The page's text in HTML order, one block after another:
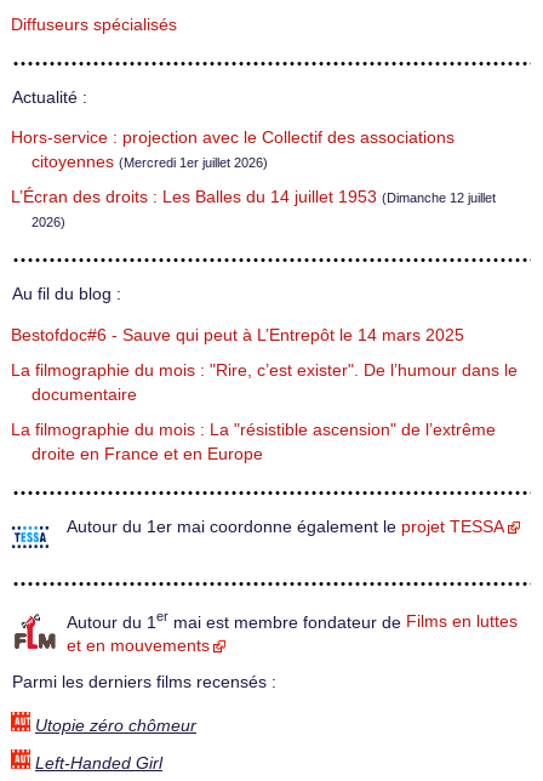
Diffuseurs spécialisés
Actualité :
Hors-service : projection avec le Collectif des associations
citoyennes (Mercredi 1er juillet 2026)
L’Écran des droits : Les Balles du 14 juillet 1953 (Dimanche 12 juillet
2026)
Au fil du blog :
Bestofdoc#6 - Sauve qui peut à L’Entrepôt le 14 mars 2025
La filmographie du mois : "Rire, c’est exister". De l’humour dans le
documentaire
La filmographie du mois : La "résistible ascension" de l’extrême
droite en France et en Europe
Autour du 1er mai coordonne également le projet TESSA
Autour du 1 er mai est membre fondateur de Films en luttes
et en mouvements
Parmi les derniers films recensés :
Utopie zéro chômeur
Left-Handed Girl